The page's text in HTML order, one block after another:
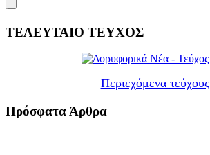
ΤΕΛΕΥΤΑΙΟ ΤΕΥΧΟΣ
Περιεχόμενα τεύχους
Πρόσφατα Άρθρα